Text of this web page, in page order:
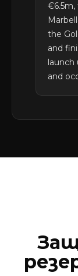
€6.5m,
the
and
launch
and